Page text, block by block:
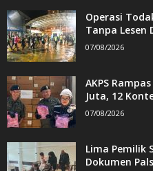
Operasi
Tanpa Lesen
07/08/2026
AKPS
Juta, 12
07/08/2026
Lima Pemilik
Dokumen